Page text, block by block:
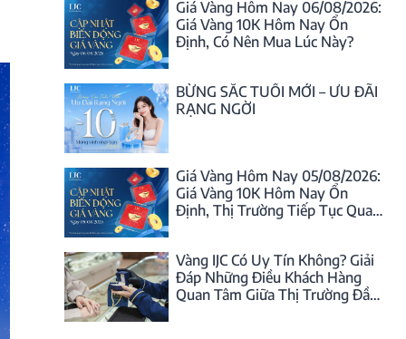
Giá Vàng Hôm Nay 06/08/2026:
Giá Vàng 10K Hôm Nay Ổn
Định, Có Nên Mua Lúc Này?
BỪNG SẮC TUỔI MỚI – ƯU ĐÃI
RẠNG NGỜI
Giá Vàng Hôm Nay 05/08/2026:
Giá Vàng 10K Hôm Nay Ổn
Định, Thị Trường Tiếp Tục Quan
Vàng IJC Có Uy Tín Không? Giải
Đáp Những Điều Khách Hàng
Quan Tâm Giữa Thị Trường Đầy